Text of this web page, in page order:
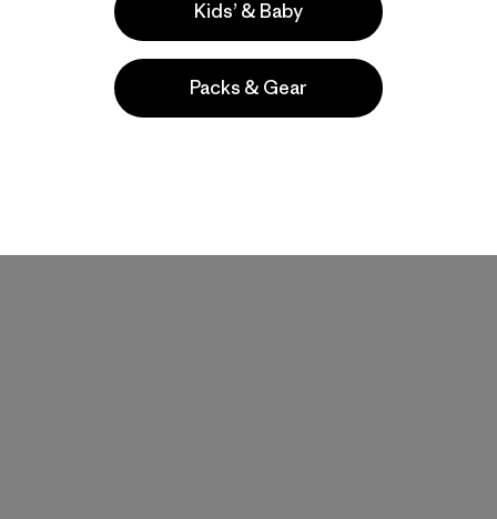
Valoración: 4.7 / 5
Kids’ & Baby
Packs & Gear